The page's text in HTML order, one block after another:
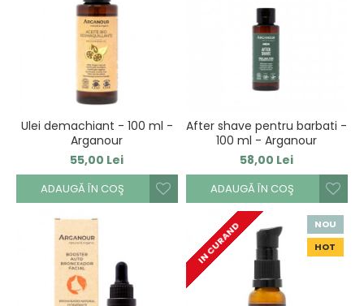
Ulei demachiant - 100 ml -
Arganour
55,00 Lei
ADAUGĂ ÎN COŞ
After shave pentru barbati -
100 ml - Arganour
58,00 Lei
ADAUGĂ ÎN COŞ
NOU
HOT
IN CURAND